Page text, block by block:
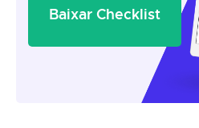
Baixar Checklist